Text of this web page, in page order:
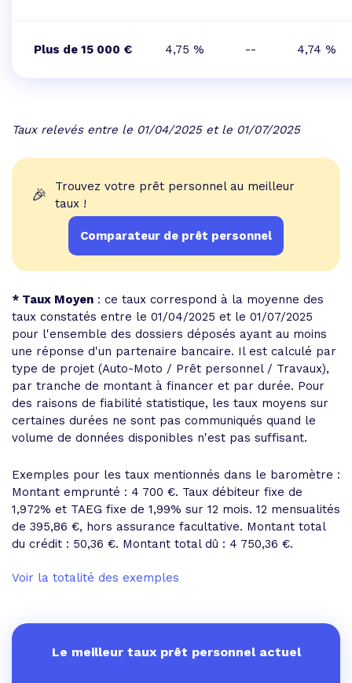
Plus de 15 000 € 4,75 % -- 4,74 %
Taux relevés entre le 01/04/2025 et le 01/07/2025
🎉
Trouvez votre prêt personnel au meilleur
taux !
Comparateur de prêt personnel
* Taux Moyen : ce taux correspond à la moyenne des
taux constatés entre le 01/04/2025 et le 01/07/2025
pour l'ensemble des dossiers déposés ayant au moins
une réponse d'un partenaire bancaire. Il est calculé par
type de projet (Auto-Moto / Prêt personnel / Travaux),
par tranche de montant à financer et par durée. Pour
des raisons de fiabilité statistique, les taux moyens sur
certaines durées ne sont pas communiqués quand le
volume de données disponibles n'est pas suffisant.
Exemples pour les taux mentionnés dans le baromètre :
Montant emprunté : 4 700 €. Taux débiteur fixe de
1,972% et TAEG fixe de 1,99% sur 12 mois. 12 mensualités
de 395,86 €, hors assurance facultative. Montant total
du crédit : 50,36 €. Montant total dû : 4 750,36 €.
Voir la totalité des exemples
Le meilleur taux prêt personnel actuel